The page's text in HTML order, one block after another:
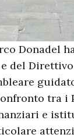
Donadel
del
tra i
e